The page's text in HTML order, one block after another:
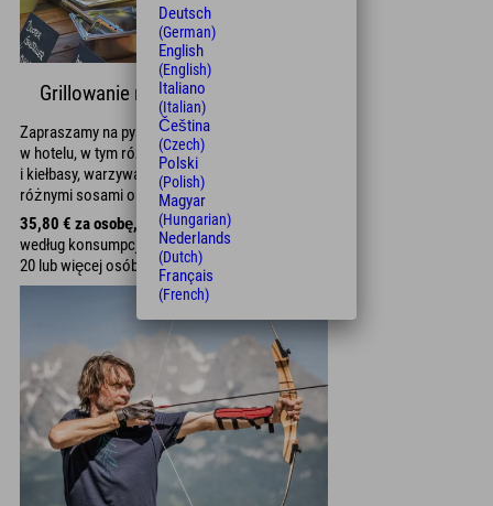
Grillowanie na tarasie Explorer
Zapraszamy na pyszne dania z grilla serwowane
w hotelu, w tym różnorodne marynowane mięsa
i kiełbasy, warzywa, sałatki, pieczywo i bagietki z
różnymi sosami oraz deser.
35,80 € za osobę, Napoje można rezerwować
według konsumpcji dla grup składających się z
20 lub więcej osób
Deutsch
(German)
English
(English)
Italiano
(Italian)
Čeština
(Czech)
Polski
(Polish)
Magyar
(Hungarian)
Nederlands
(Dutch)
Français
(French)